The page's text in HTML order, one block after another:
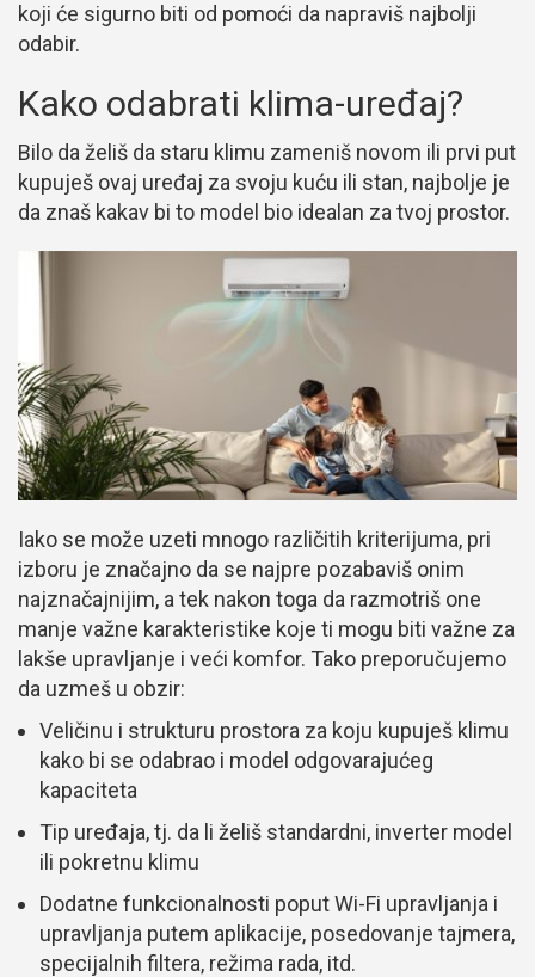
koji će sigurno biti od pomoći da napraviš najbolji
odabir.
Kako odabrati klima-uređaj?
Bilo da želiš da staru klimu zameniš novom ili prvi put
kupuješ ovaj uređaj za svoju kuću ili stan, najbolje je
da znaš kakav bi to model bio idealan za tvoj prostor.
Iako se može uzeti mnogo različitih kriterijuma, pri
izboru je značajno da se najpre pozabaviš onim
najznačajnijim, a tek nakon toga da razmotriš one
manje važne karakteristike koje ti mogu biti važne za
lakše upravljanje i veći komfor. Tako preporučujemo
da uzmeš u obzir:
Veličinu i strukturu prostora za koju kupuješ klimu
kako bi se odabrao i model odgovarajućeg
kapaciteta
Tip uređaja, tj. da li želiš standardni, inverter model
ili pokretnu klimu
Dodatne funkcionalnosti poput Wi-Fi upravljanja i
upravljanja putem aplikacije, posedovanje tajmera,
specijalnih filtera, režima rada, itd.